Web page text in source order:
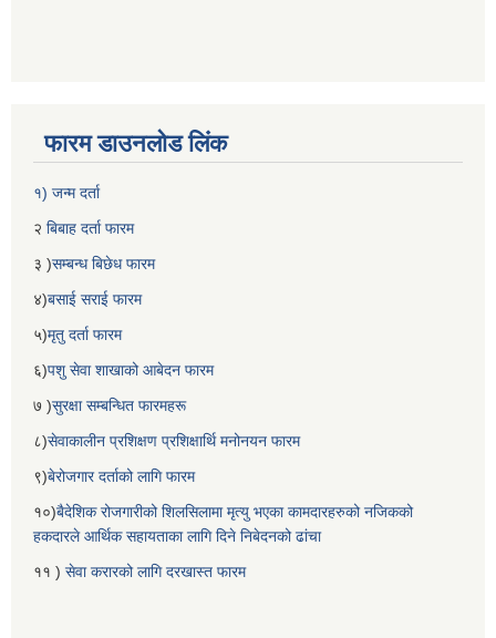
फारम डाउनलोड लिंक
१) जन्म दर्ता
२ बिबाह दर्ता फारम
३ )सम्बन्ध बिछेध फारम
४)बसाई सराई फारम
५)मृतु दर्ता फारम
६)पशु सेवा शाखाको आबेदन फारम
७ )सुरक्षा सम्बन्धित फारमहरू
८)सेवाकालीन प्रशिक्षण प्रशिक्षार्थि मनोनयन फारम
९)बेरोजगार दर्ताको लागि फारम
१०)बैदेशिक रोजगारीको शिलसिलामा मृत्यु भएका कामदारहरुको नजिकको
हकदारले आर्थिक सहायताका लागि दिने निबेदनको ढांचा
११ ) सेवा करारको लागि दरखास्त फारम